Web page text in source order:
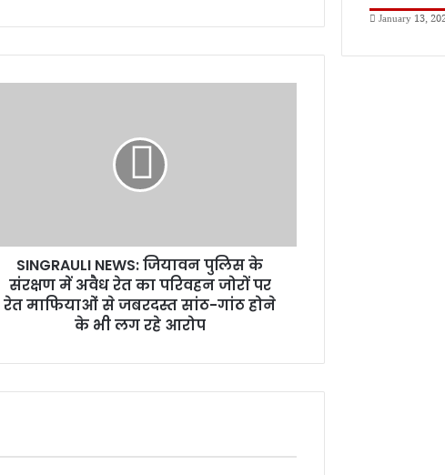
SINGRAULI NEWS: जियावन पुलिस के
संरक्षण में अवैध रेत का परिवहन जोरों पर
रेत माफियाओं से जबरदस्त सांठ-गांठ होने
के भी लग रहे आरोप
January 13,